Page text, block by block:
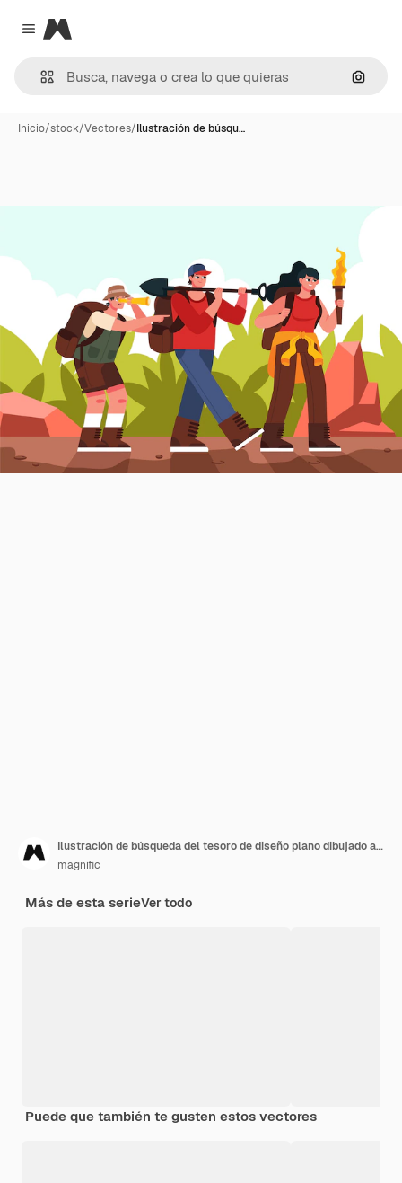
Close menu
Magnific
Inicio/stock/Vectores/Ilustración de búsqu…
Ilustración de búsqueda del tesoro de diseño plano dibujado a mano
magnific
Más de esta serieVer todo
Puede que también te gusten estos vectores